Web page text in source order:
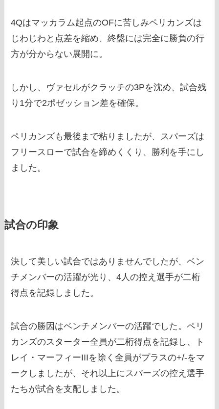
4Qはマッカラム起点のOFに苦しみペリカンズは
じわじわと点差を縮め、終盤には完全に勝負の行
方が分からない展開に。
しかし、ヴァセルがクラッチの3Pを沈め、試合残
り1分で2ポゼッション差を確保。
ペリカンズも最後まで粘りましたが、スパーズは
フリースローで試合を締めくくり、勝利を手にし
ました。
試合の印象
決して美しい試合ではありませんでしたが、ベン
チメンバーの活躍が光り、4人の控え選手が二桁
得点を記録しました。
試合の勝因はベンチメンバーの活躍でした。ペリ
カンズのスターター全員が二桁得点を記録し、ト
レイ・マーフィーIIIを除く全員がプラスの+/-をマ
ークしましたが、それ以上にスパーズの控え選手
たちが試合を支配しました。